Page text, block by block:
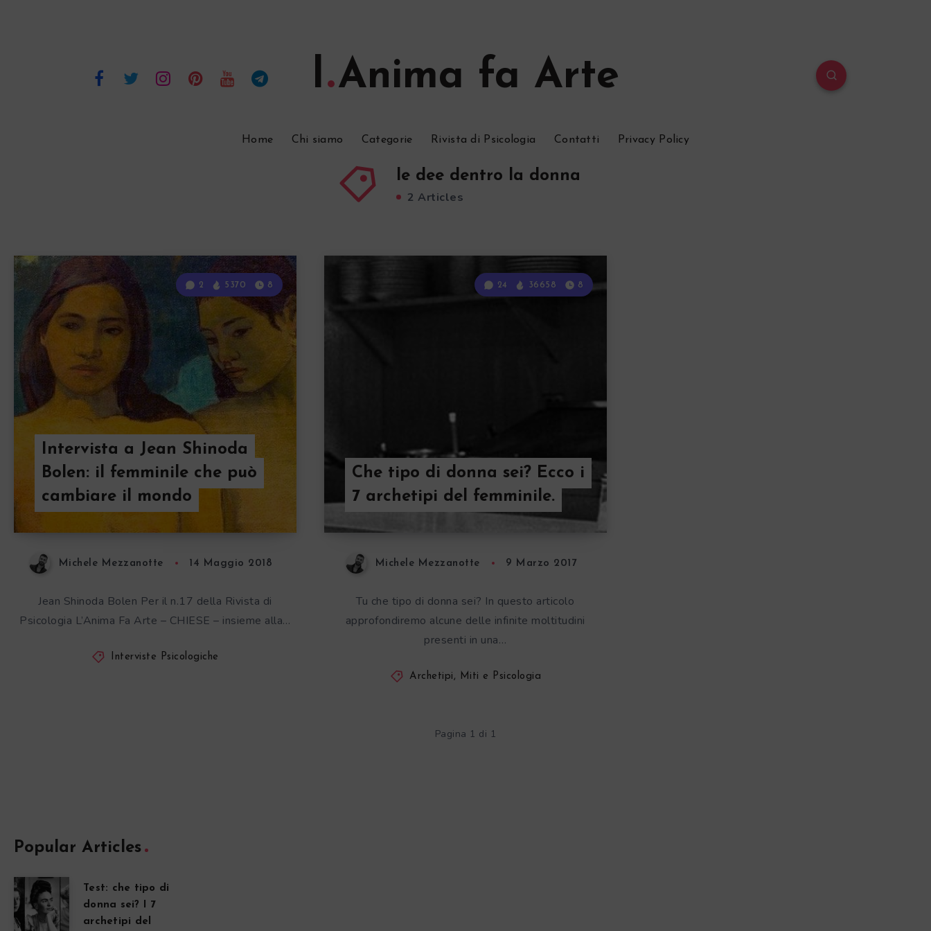
l Anima fa Arte
Home Chi siamo Categorie Rivista di Psicologia Contatti Privacy Policy
le dee dentro la donna
2 Articles
Intervista a Jean Shinoda
Bolen: il femminile che può
cambiare il mondo
2 5370 8
Michele Mezzanotte 14 Maggio 2018
Jean Shinoda Bolen Per il n.17 della Rivista di
Psicologia L’Anima Fa Arte – CHIESE – insieme alla…
Interviste Psicologiche
Che tipo di donna sei? Ecco i
7 archetipi del femminile.
24 36658 8
Michele Mezzanotte 9 Marzo 2017
Tu che tipo di donna sei? In questo articolo
approfondiremo alcune delle infinite moltitudini
presenti in una…
Archetipi, Miti e Psicologia
Pagina 1 di 1
Popular Articles
Test: che tipo di
donna sei? I 7
archetipi del